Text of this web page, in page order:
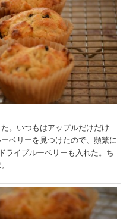
。いつもはアップルだけだけ
ベリーを見つけたので、頻繁に
ライブルーベリーも入れた。ち